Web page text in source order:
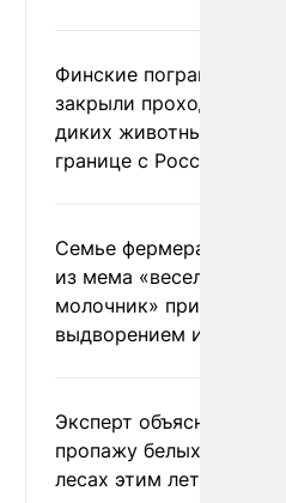
Финские пограничники
закрыли проходы для
диких животных на
границе с Россией
Семье фермера
из мема «веселый
молочник» пригрозили
выдворением из
Эксперт объяснил
пропажу белых грибов
лесах этим летом